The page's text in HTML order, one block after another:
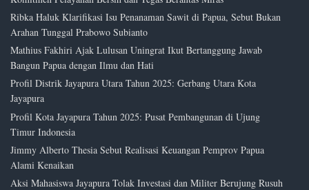
Ribka Haluk Klarifikasi Isu Penanaman Sawit di Papua, Sebut Bukan
Arahan Tunggal Prabowo Subianto
Mathius Fakhiri Ajak Lulusan Uningrat Ikut Bertanggung Jawab
Bangun Papua dengan Ilmu dan Hati
Profil Distrik Jayapura Utara Tahun 2025: Gerbang Utara Kota
Jayapura
Profil Kota Jayapura Tahun 2025: Pusat Pembangunan di Ujung
Timur Indonesia
Jimmy Alberto Thesia Sebut Realisasi Keuangan Pemprov Papua
Alami Kenaikan
Aksi Mahasiswa Jayapura Tolak Investasi dan Militer Berujung Rusuh